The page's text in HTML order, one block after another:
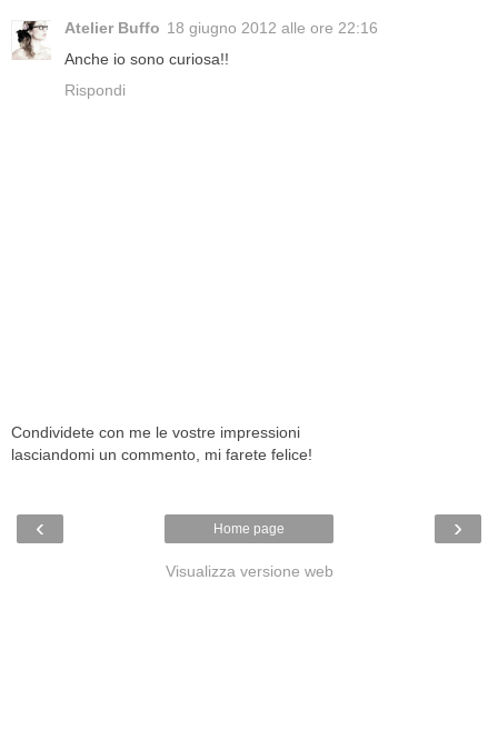
Atelier Buffo 18 giugno 2012 alle ore 22:16
Anche io sono curiosa!!
Rispondi
Condividete con me le vostre impressioni
lasciandomi un commento, mi farete felice!
‹ ›
Home page
Visualizza versione web